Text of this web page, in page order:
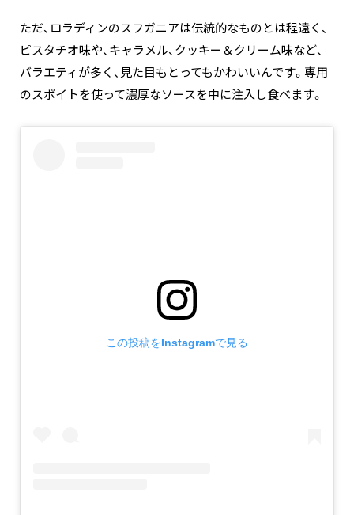
ただ、ロラディンのスフガニアは伝統的なものとは程遠く、
ピスタチオ味や、キャラメル、クッキー＆クリーム味など、
バラエティが多く、見た目もとってもかわいいんです。専用
のスポイトを使って濃厚なソースを中に注入し食べます。
この投稿をInstagramで見る